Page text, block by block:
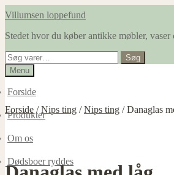
Spring
navigation
Spring
indhold
Villumsen loppefund
Stedet hvor du køber antikke møbler, vaser
Søg
efter:
Søg
Menu
Forside
Produkter
Om os
Dødsboer ryddes
Forside /Nips ting /Nips ting /Danaglas